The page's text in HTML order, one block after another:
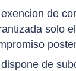
de
solo
de